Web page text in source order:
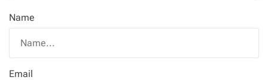
Name
Email